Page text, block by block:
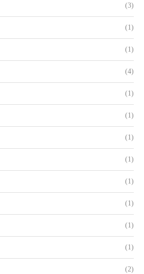
(3)
(1)
(1)
(4)
(1)
(1)
(1)
(1)
(1)
(1)
(1)
(1)
(2)